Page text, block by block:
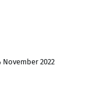
November 2022